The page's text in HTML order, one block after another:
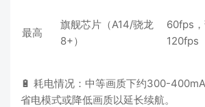
最高
旗舰芯片（A14/骁龙
8+）
60fps
120fps
🔋 耗电情况：中等画质下约300-
省电模式或降低画质以延长续航。